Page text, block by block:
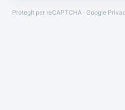
Protegit per reCAPTCHA · Google